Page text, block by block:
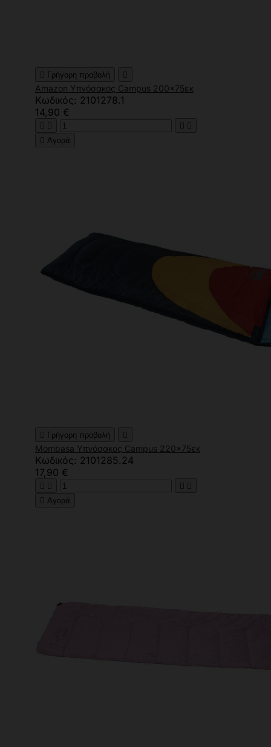
 Γρήγορη προβολή 
Amazon Υπνόσακος Campus 200x75εκ
Κωδικός: 2101278.1
14,90 €
   
 Αγορά
 Γρήγορη προβολή 
Mombasa Υπνόσακος Campus 220x75εκ
Κωδικός: 2101285.24
17,90 €
   
 Αγορά